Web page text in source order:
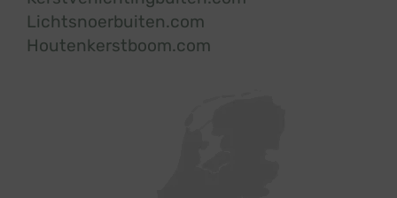
Lichtsnoerbuiten.com
Houtenkerstboom.com